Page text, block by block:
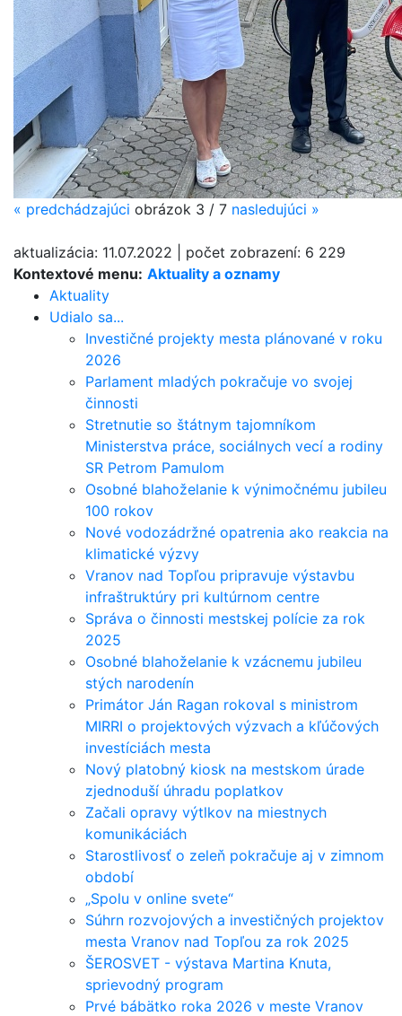
Kontextové menu: Aktuality a oznamy
Aktuality
Udialo sa...
Investičné projekty mesta plánované v roku
2026
Parlament mladých pokračuje vo svojej
činnosti
Stretnutie so štátnym tajomníkom
Ministerstva práce, sociálnych vecí a rodiny
SR Petrom Pamulom
Osobné blahoželanie k výnimočnému jubileu
100 rokov
Nové vodozádržné opatrenia ako reakcia na
klimatické výzvy
Vranov nad Topľou pripravuje výstavbu
infraštruktúry pri kultúrnom centre
Správa o činnosti mestskej polície za rok
2025
Osobné blahoželanie k vzácnemu jubileu
stých narodenín
Primátor Ján Ragan rokoval s ministrom
MIRRI o projektových výzvach a kľúčových
investíciách mesta
Nový platobný kiosk na mestskom úrade
zjednoduší úhradu poplatkov
Začali opravy výtlkov na miestnych
komunikáciách
Starostlivosť o zeleň pokračuje aj v zimnom
období
„Spolu v online svete“
Súhrn rozvojových a investičných projektov
mesta Vranov nad Topľou za rok 2025
ŠEROSVET - výstava Martina Knuta,
sprievodný program
Prvé bábätko roka 2026 v meste Vranov
« predchádzajúci obrázok 3 / 7 nasledujúci »
aktualizácia: 11.07.2022 počet zobrazení: 6 229